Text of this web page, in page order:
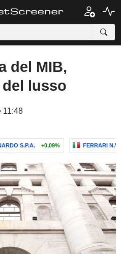
del MIB,
lusso
11:48
S.P.A. +0,09% FERRARI N.V.